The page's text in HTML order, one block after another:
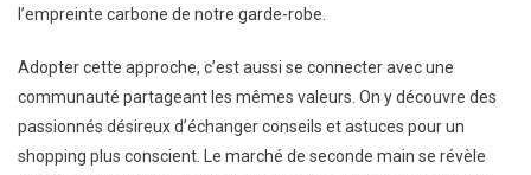
l’empreinte carbone de notre garde-robe.
Adopter cette approche, c’est aussi se connecter avec une
communauté partageant les mêmes valeurs. On y découvre des
passionnés désireux d’échanger conseils et astuces pour un
shopping plus conscient. Le marché de seconde main se révèle